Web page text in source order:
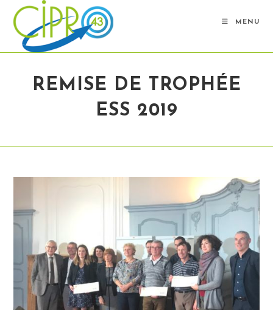
content
MENU
REMISE DE TROPHÉE
ESS 2019